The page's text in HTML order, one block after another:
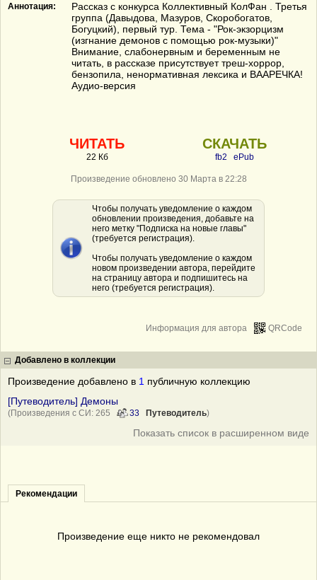
Аннотация:
Рассказ с конкурса Коллективный КолФан . Третья
группа (Давыдова, Мазуров, Скоробогатов,
Богуцкий), первый тур. Тема - "Рок-экзорцизм
(изгнание демонов с помощью рок-музыки)"
Внимание, слабонервным и беременным не
читать, в рассказе присутствует треш-хоррор,
бензопила, ненормативная лексика и ВААРЕЧКА!
Аудио-версия
ЧИТАТЬ
22 Кб
СКАЧАТЬ
fb2 ePub
Произведение обновлено 30 Марта в 22:28
Чтобы получать уведомление о каждом
обновлении произведения, добавьте на
него метку "Подписка на новые главы"
(требуется регистрация).
Чтобы получать уведомление о каждом
новом произведении автора, перейдите
на страницу автора и подпишитесь на
него (требуется регистрация).
QRCode
Информация для автора
Добавлено в коллекции
Произведение добавлено в 1 публичную коллекцию
[Путеводитель] Демоны
(Произведения с СИ: 265 33 Путеводитель)
Показать список в расширенном виде
Рекомендации
Произведение еще никто не рекомендовал